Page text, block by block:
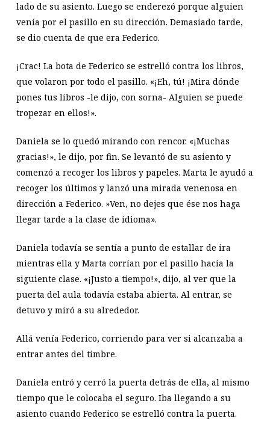
lado de su asiento. Luego se enderezó porque alguien
venía por el pasillo en su dirección. Demasiado tarde,
se dio cuenta de que era Federico.
¡Crac! La bota de Federico se estrelló contra los libros,
que volaron por todo el pasillo. «¡Eh, tú! ¡Mira dónde
pones tus libros -le dijo, con sorna- Alguien se puede
tropezar en ellos!».
Daniela se lo quedó mirando con rencor. «¡Muchas
gracias!», le dijo, por fin. Se levantó de su asiento y
comenzó a recoger los libros y papeles. Marta le ayudó a
recoger los últimos y lanzó una mirada venenosa en
dirección a Federico. »Ven, no dejes que ése nos haga
llegar tarde a la clase de idioma».
Daniela todavía se sentía a punto de estallar de ira
mientras ella y Marta corrían por el pasillo hacia la
siguiente clase. «¡Justo a tiempo!», dijo, al ver que la
puerta del aula todavía estaba abierta. Al entrar, se
detuvo y miró a su alrededor.
Allá venía Federico, corriendo para ver si alcanzaba a
entrar antes del timbre.
Daniela entró y cerró la puerta detrás de ella, al mismo
tiempo que le colocaba el seguro. Iba llegando a su
asiento cuando Federico se estrelló contra la puerta.